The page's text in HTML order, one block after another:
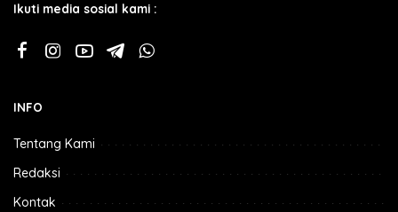
Ikuti media sosial kami :
INFO
Tentang Kami
Redaksi
Kontak